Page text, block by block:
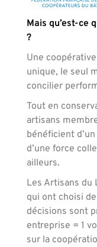
Mais qu’est-ce
?
Une
unique, le seul
concilier
Tout en
artisans
bénéficient
d’une force
ailleurs.
Les Artisans du
qui ont choisi
décisions sont
entreprise = 1
sur la